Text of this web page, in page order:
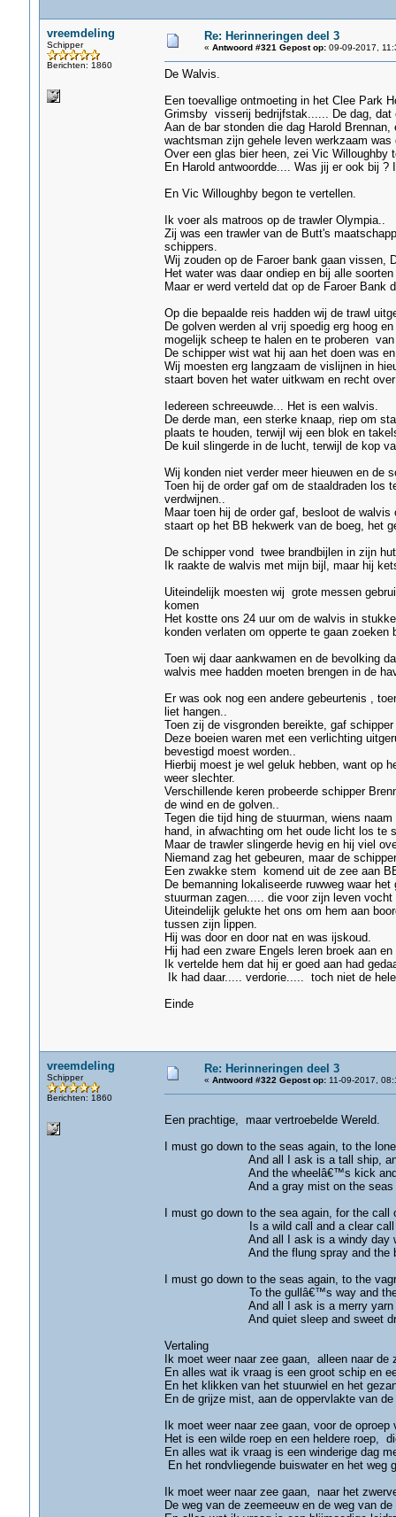
vreemdeling
Schipper
Berichten: 1860
Re: Herinneringen deel 3
« Antwoord #321 Gepost op:09-09-2017,
De Walvis.
Een toevallige ontmoeting in het Clee Park
Grimsby visserij bedrijfstak...... De dag, dat
Aan de bar stonden die dag Harold
wachtsman zijn gehele leven werkzaam
Over een glas bier heen, zei Vic Willoughby
En Harold antwoordde.... Was jij er ook bij
En Vic Willoughby begon te vertellen.
Ik voer als matroos op de trawler Olympia..
Zij was een trawler van de Butt's
schippers.
Wij zouden op de Faroer bank gaan vissen,
Het water was daar ondiep en bij alle
Maar er werd verteld dat op de Faroer Bank
Op die bepaalde reis hadden wij de trawl
De golven werden al vrij spoedig erg hoog
mogelijk scheep te halen en te proberen
De schipper wist wat hij aan het doen was
Wij moesten erg langzaam de vislijnen in
staart boven het water uitkwam en recht
Iedereen schreeuwde... Het is een walvis.
De derde man, een sterke knaap, riep om
plaats te houden, terwijl wij een blok en
De kuil slingerde in de lucht, terwijl de kop
Wij konden niet verder meer hieuwen en de
Toen hij de order gaf om de staaldraden los
verdwijnen..
Maar toen hij de order gaf, besloot de
staart op het BB hekwerk van de boeg, het
De schipper vond twee brandbijlen in zijn
Ik raakte de walvis met mijn bijl, maar hij
Uiteindelijk moesten wij grote messen
komen
Het kostte ons 24 uur om de walvis in
konden verlaten om opperte te gaan zoeken
Toen wij daar aankwamen en de bevolking
walvis mee hadden moeten brengen in de
Er was ook nog een andere gebeurtenis ,
liet hangen..
Toen zij de visgronden bereikte, gaf
Deze boeien waren met een verlichting
bevestigd moest worden..
Hierbij moest je wel geluk hebben, want op
weer slechter.
Verschillende keren probeerde schipper
de wind en de golven..
Tegen die tijd hing de stuurman, wiens
hand, in afwachting om het oude licht los te
Maar de trawler slingerde hevig en hij viel
Niemand zag het gebeuren, maar de
Een zwakke stem komend uit de zee aan
De bemanning lokaliseerde ruwweg waar
stuurman zagen..... die voor zijn leven
Uiteindelijk gelukte het ons om hem aan
tussen zijn lippen.
Hij was door en door nat en was ijskoud.
Hij had een zware Engels leren broek aan
Ik vertelde hem dat hij er goed aan had
Ik had daar..... verdorie..... toch niet de
Einde
vreemdeling
Schipper
Berichten: 1860
Re: Herinneringen deel 3
« Antwoord #322 Gepost op:11-09-2017,
Een prachtige, maar vertroebelde Wereld.
I must go down to the seas again, to the
And all I ask is a tall ship, and a
And the wheelâ€™s kick and the
And a gray mist on the seas face,
I must go down to the sea again, for the call
Is a wild call and a clear call that
And all I ask is a windy day with
And the flung spray and the blown
I must go down to the seas again, to the
To the gullâ€™s way and the
And all I ask is a merry yarn from
And quiet sleep and sweet dream
Vertaling
Ik moet weer naar zee gaan, alleen naar de
En alles wat ik vraag is een groot schip en
En het klikken van het stuurwiel en het
En de grijze mist, aan de oppervlakte van
Ik moet weer naar zee gaan, voor de
Het is een wilde roep en een heldere roep,
En alles wat ik vraag is een winderige dag
En het rondvliegende buiswater en het weg
Ik moet weer naar zee gaan, naar het
De weg van de zeemeeuw en de weg van